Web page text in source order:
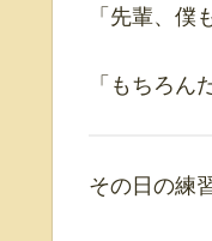
「先輩、僕
「もちろん
その日の練